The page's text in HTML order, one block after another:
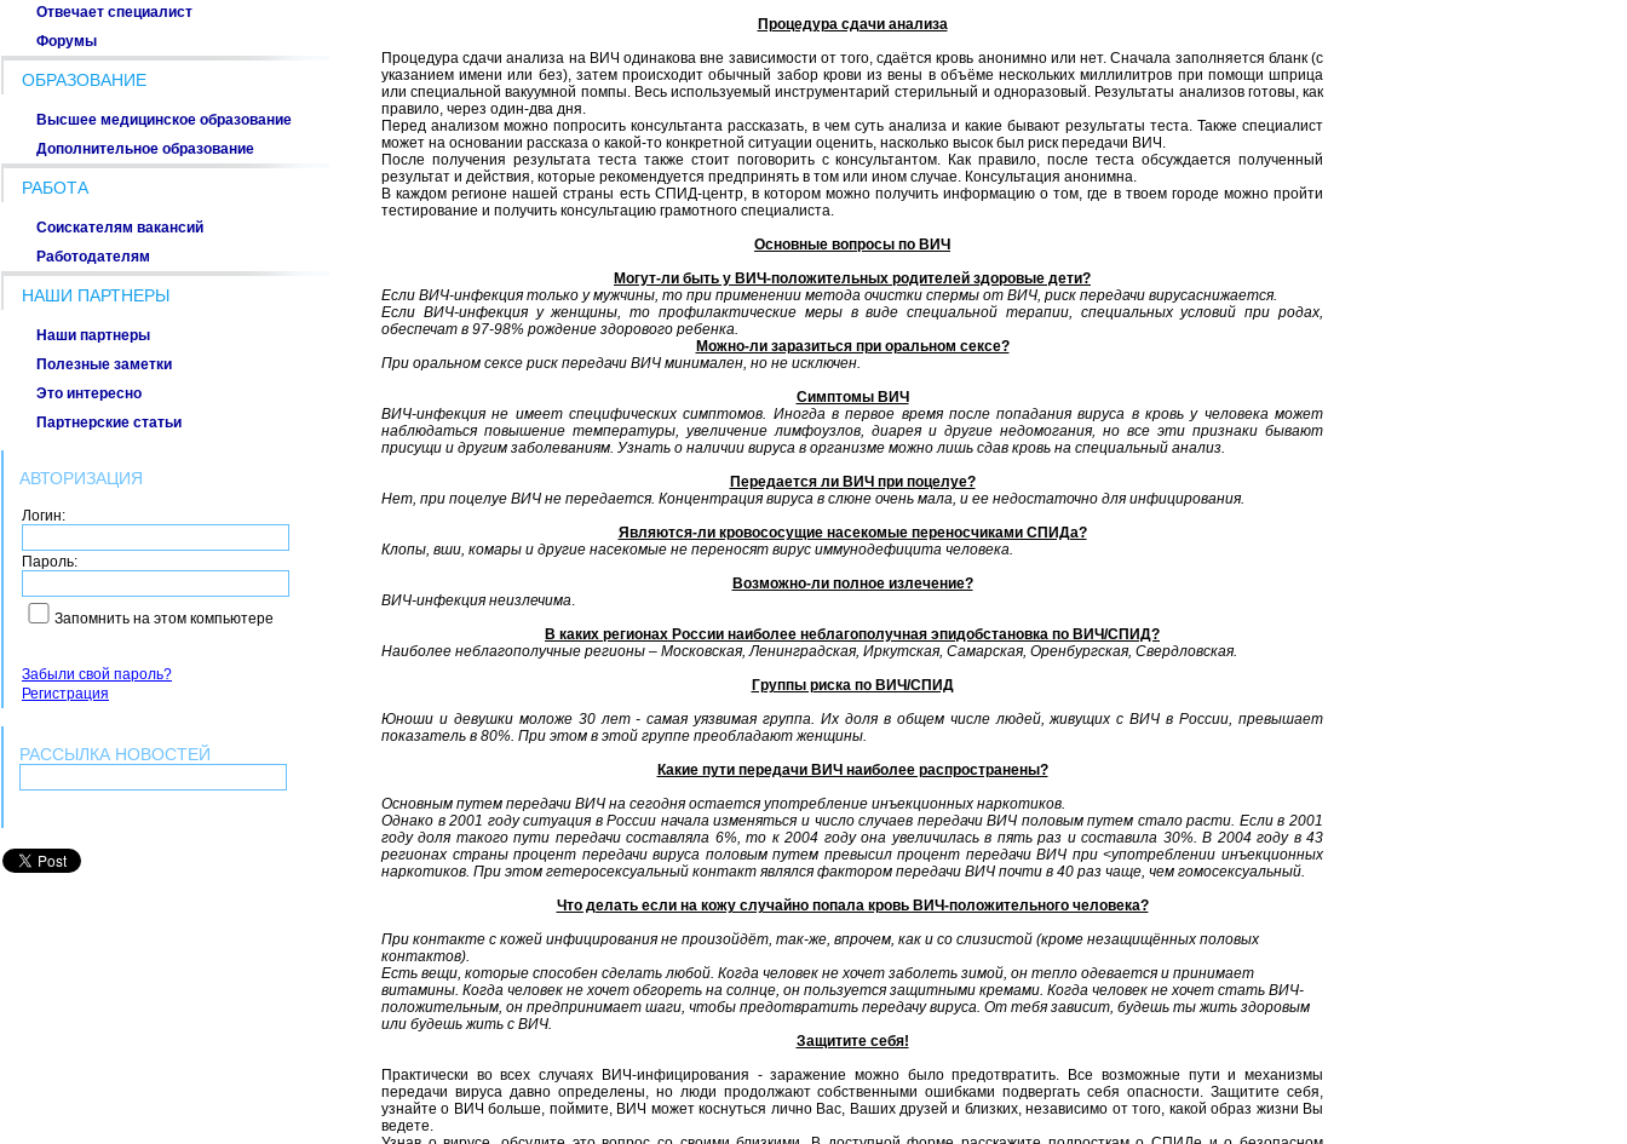
Отвечает специалист
Форумы
ОБРАЗОВАНИЕ
Высшее медицинское образование
Дополнительное образование
РАБОТА
Соискателям вакансий
Работодателям
НАШИ ПАРТНЕРЫ
Наши партнеры
Полезные заметки
Это интересно
Партнерские статьи
АВТОРИЗАЦИЯ
Логин:
Пароль:
Запомнить на этом компьютере
Забыли свой пароль?
Регистрация
РАССЫЛКА НОВОСТЕЙ
Процедура сдачи анализа
Процедура сдачи анализа на ВИЧ одинакова вне зависимости от того, сдаётся кровь анонимно или нет. Сначала заполняется бланк (с
указанием имени или без), затем происходит обычный забор крови из вены в объёме нескольких миллилитров при помощи шприца
или специальной вакуумной помпы. Весь используемый инструментарий стерильный и одноразовый. Результаты анализов готовы, как
правило, через один-два дня.
Перед анализом можно попросить консультанта рассказать, в чем суть анализа и какие бывают результаты теста. Также специалист
может на основании рассказа о какой-то конкретной ситуации оценить, насколько высок был риск передачи ВИЧ.
После получения результата теста также стоит поговорить с консультантом. Как правило, после теста обсуждается полученный
результат и действия, которые рекомендуется предпринять в том или ином случае. Консультация анонимна.
В каждом регионе нашей страны есть СПИД-центр, в котором можно получить информацию о том, где в твоем городе можно пройти
тестирование и получить консультацию грамотного специалиста.
Основные вопросы по ВИЧ
Могут-ли быть у ВИЧ-положительных родителей здоровые дети?
Если ВИЧ-инфекция только у мужчины, то при применении метода очистки спермы от ВИЧ, риск передачи вирусаснижается.
Если ВИЧ-инфекция у женщины, то профилактические меры в виде специальной терапии, специальных условий при родах,
обеспечат в 97-98% рождение здорового ребенка.
Можно-ли заразиться при оральном сексе?
При оральном сексе риск передачи ВИЧ минимален, но не исключен.
Симптомы ВИЧ
ВИЧ-инфекция не имеет специфических симптомов. Иногда в первое время после попадания вируса в кровь у человека может
наблюдаться повышение температуры, увеличение лимфоузлов, диарея и другие недомогания, но все эти признаки бывают
присущи и другим заболеваниям. Узнать о наличии вируса в организме можно лишь сдав кровь на специальный анализ.
Передается ли ВИЧ при поцелуе?
Нет, при поцелуе ВИЧ не передается. Концентрация вируса в слюне очень мала, и ее недостаточно для инфицирования.
Являются-ли кровососущие насекомые переносчиками СПИДа?
Клопы, вши, комары и другие насекомые не переносят вирус иммунодефицита человека.
Возможно-ли полное излечение?
ВИЧ-инфекция неизлечима.
В каких регионах России наиболее неблагополучная эпидобстановка по ВИЧ/СПИД?
Наиболее неблагополучные регионы – Московская, Ленинградская, Иркутская, Самарская, Оренбургская, Свердловская.
Группы риска по ВИЧ/СПИД
Юноши и девушки моложе 30 лет - самая уязвимая группа. Их доля в общем числе людей, живущих с ВИЧ в России, превышает
показатель в 80%. При этом в этой группе преобладают женщины.
Какие пути передачи ВИЧ наиболее распространены?
Основным путем передачи ВИЧ на сегодня остается употребление инъекционных наркотиков.
Однако в 2001 году ситуация в России начала изменяться и число случаев передачи ВИЧ половым путем стало расти. Если в 2001
году доля такого пути передачи составляла 6%, то к 2004 году она увеличилась в пять раз и составила 30%. В 2004 году в 43
регионах страны процент передачи вируса половым путем превысил процент передачи ВИЧ при <употреблении инъекционных
наркотиков. При этом гетеросексуальный контакт являлся фактором передачи ВИЧ почти в 40 раз чаще, чем гомосексуальный.
Что делать если на кожу случайно попала кровь ВИЧ-положительного человека?
При контакте с кожей инфицирования не произойдёт, так-же, впрочем, как и со слизистой (кроме незащищённых половых
контактов).
Есть вещи, которые способен сделать любой. Когда человек не хочет заболеть зимой, он тепло одевается и принимает
витамины. Когда человек не хочет обгореть на солнце, он пользуется защитными кремами. Когда человек не хочет стать ВИЧ-
положительным, он предпринимает шаги, чтобы предотвратить передачу вируса. От тебя зависит, будешь ты жить здоровым
или будешь жить с ВИЧ.
Защитите себя!
Практически во всех случаях ВИЧ-инфицирования - заражение можно было предотвратить. Все возможные пути и механизмы
передачи вируса давно определены, но люди продолжают собственными ошибками подвергать себя опасности. Защитите себя,
узнайте о ВИЧ больше, поймите, ВИЧ может коснуться лично Вас, Ваших друзей и близких, независимо от того, какой образ жизни Вы
ведете.